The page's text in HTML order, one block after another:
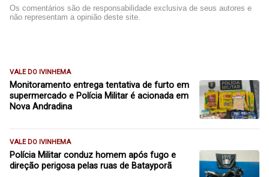
Os comentários são de responsabilidade exclusiva de seus autores e
não representam a opinião deste site.
VALE DO IVINHEMA
Monitoramento entrega tentativa de furto em
supermercado e Polícia Militar é acionada em
Nova Andradina
VALE DO IVINHEMA
Polícia Militar conduz homem após fugo e
direção perigosa pelas ruas de Batayporã